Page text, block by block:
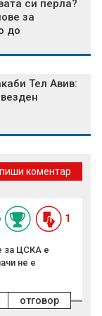
си перла?
за
до
Тел Авив:
коментар
1
за ЦСКА е
не е
отговор